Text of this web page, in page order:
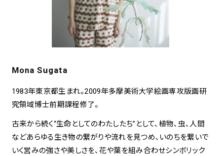
Mona Sugata
1983年東京都生まれ。2009年多摩美術大学絵画専攻版画研
究領域博士前期課程修了。
古来から続く“生命としてのわたしたち”として、植物、虫、人間
などあらゆる生き物の繋がりや流れを見つめ、いのちを繋いで
いく営みの強さや美しさを、花や葉を組み合わせシンボリック